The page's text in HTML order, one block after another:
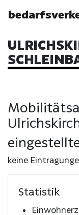
keine
Statistik